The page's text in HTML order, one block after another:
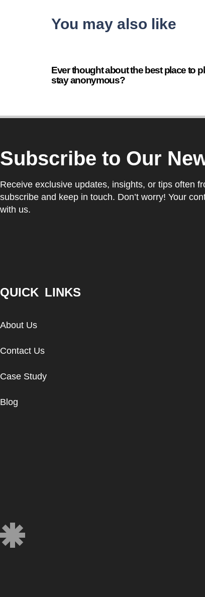
You may also like
Ever thought about the best place to
stay anonymous?
Subscribe to Our
Receive exclusive updates, insights, or tips often
subscribe and keep in touch. Don’t worry! Your
with us.
QUICK LINKS
About Us
Contact Us
Case Study
Blog